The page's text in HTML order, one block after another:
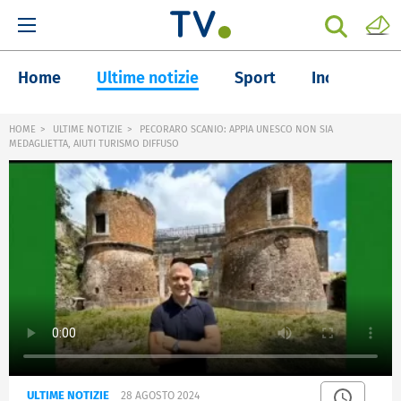
Home Ultime notizie Sport Inchieste
HOME ULTIME NOTIZIE
PECORARO SCANIO: APPIA UNESCO NON SIA
MEDAGLIETTA, AIUTI TURISMO DIFFUSO
ULTIME NOTIZIE 28 AGOSTO 2024